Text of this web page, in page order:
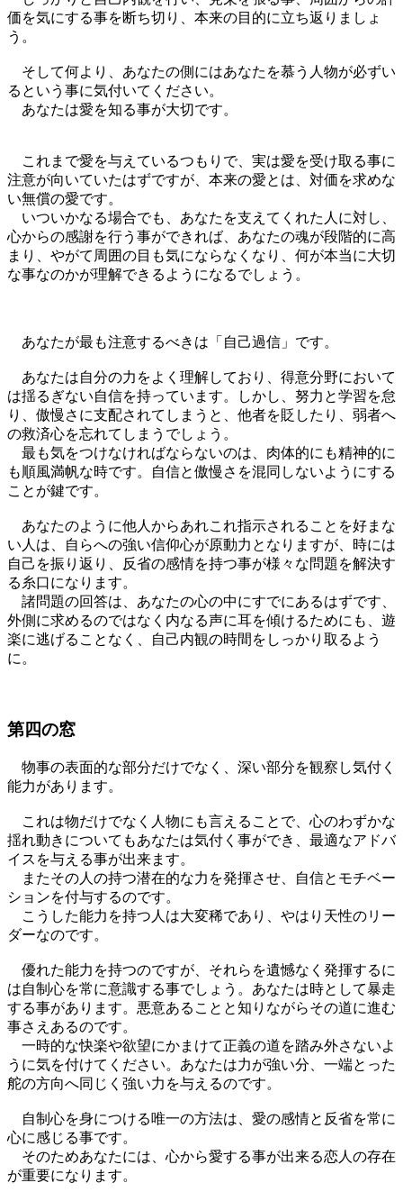
価を気にする事を断ち切り、本来の目的に立ち返りましょ
う。
そして何より、あなたの側にはあなたを慕う人物が必ずい
るという事に気付いてください。
あなたは愛を知る事が大切です。
これまで愛を与えているつもりで、実は愛を受け取る事に
注意が向いていたはずですが、本来の愛とは、対価を求めな
い無償の愛です。
いついかなる場合でも、あなたを支えてくれた人に対し、
心からの感謝を行う事ができれば、あなたの魂が段階的に高
まり、やがて周囲の目も気にならなくなり、何が本当に大切
な事なのかが理解できるようになるでしょう。
あなたが最も注意するべきは「自己過信」です。
あなたは自分の力をよく理解しており、得意分野において
は揺るぎない自信を持っています。しかし、努力と学習を怠
り、傲慢さに支配されてしまうと、他者を貶したり、弱者へ
の救済心を忘れてしまうでしょう。
最も気をつけなければならないのは、肉体的にも精神的に
も順風満帆な時です。自信と傲慢さを混同しないようにする
ことが鍵です。
あなたのように他人からあれこれ指示されることを好まな
い人は、自らへの強い信仰心が原動力となりますが、時には
自己を振り返り、反省の感情を持つ事が様々な問題を解決す
る糸口になります。
諸問題の回答は、あなたの心の中にすでにあるはずです、
外側に求めるのではなく内なる声に耳を傾けるためにも、遊
楽に逃げることなく、自己内観の時間をしっかり取るよう
に。
第四の窓
物事の表面的な部分だけでなく、深い部分を観察し気付く
能力があります。
これは物だけでなく人物にも言えることで、心のわずかな
揺れ動きについてもあなたは気付く事ができ、最適なアドバ
イスを与える事が出来ます。
またその人の持つ潜在的な力を発揮させ、自信とモチベー
ションを付与するのです。
こうした能力を持つ人は大変稀であり、やはり天性のリー
ダーなのです。
優れた能力を持つのですが、それらを遺憾なく発揮するに
は自制心を常に意識する事でしょう。あなたは時として暴走
する事があります。悪意あることと知りながらその道に進む
事さえあるのです。
一時的な快楽や欲望にかまけて正義の道を踏み外さないよ
うに気を付けてください。あなたは力が強い分、一端とった
舵の方向へ同じく強い力を与えるのです。
自制心を身につける唯一の方法は、愛の感情と反省を常に
心に感じる事です。
そのためあなたには、心から愛する事が出来る恋人の存在
が重要になります。